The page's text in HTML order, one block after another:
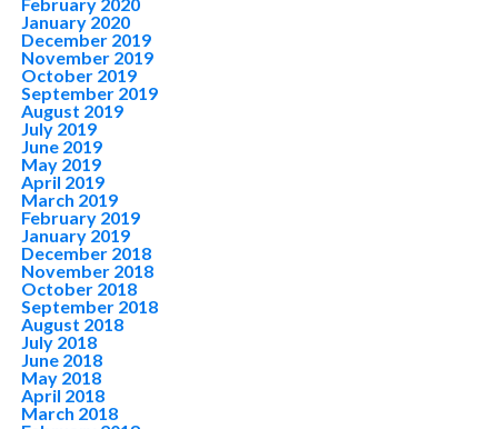
January 2020
December 2019
November 2019
October 2019
September 2019
August 2019
July 2019
June 2019
May 2019
April 2019
March 2019
February 2019
January 2019
December 2018
November 2018
October 2018
September 2018
August 2018
July 2018
June 2018
May 2018
April 2018
March 2018